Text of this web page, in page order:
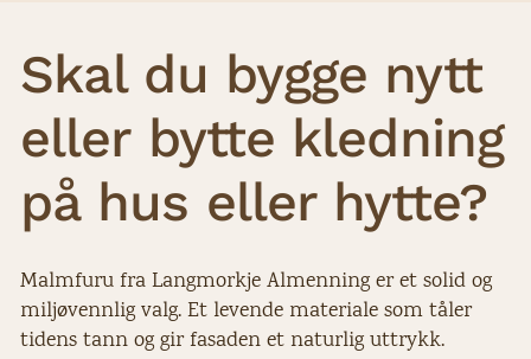
Skal du bygge nytt
eller bytte kledning
på hus eller hytte?
Malmfuru fra Langmorkje Almenning er et solid og
miljøvennlig valg. Et levende materiale som tåler
tidens tann og gir fasaden et naturlig uttrykk.